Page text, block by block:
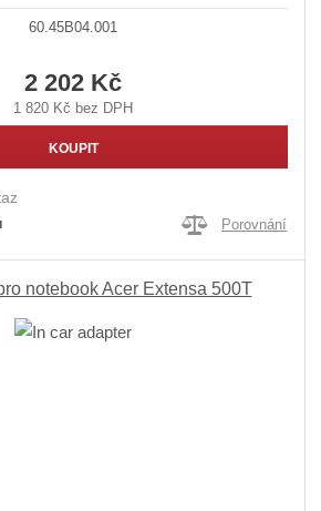
60.45B04.001
2 202 Kč
1 820 Kč bez DPH
KOUPIT
Porovnání
notebook Acer Extensa 500T